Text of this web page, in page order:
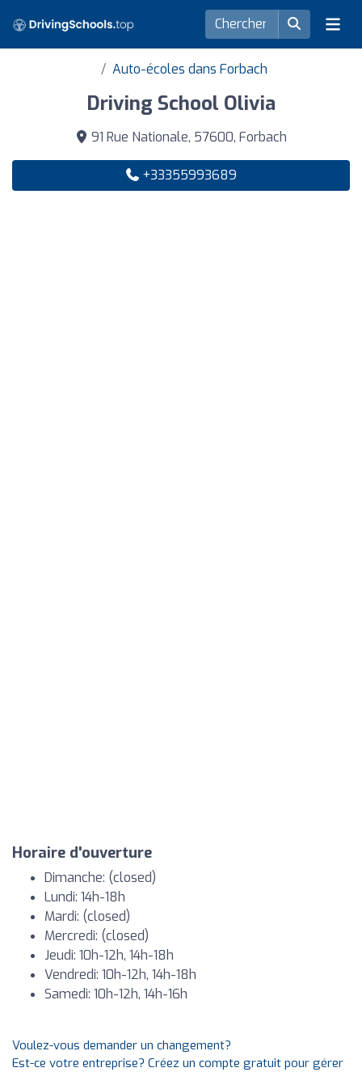
Auto-écoles dans Forbach
Driving School Olivia
91 Rue Nationale, 57600, Forbach
+33355993689
Horaire d'ouverture
Dimanche: (closed)
Lundi: 14h-18h
Mardi: (closed)
Mercredi: (closed)
Jeudi: 10h-12h, 14h-18h
Vendredi: 10h-12h, 14h-18h
Samedi: 10h-12h, 14h-16h
Voulez-vous demander un changement?
Est-ce votre entreprise? Créez un compte gratuit pour gérer